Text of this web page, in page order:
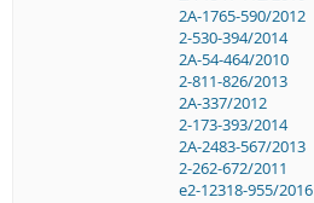
2A-1765-590/2012
2-530-394/2014
2A-54-464/2010
2-811-826/2013
2A-337/2012
2-173-393/2014
2A-2483-567/2013
2-262-672/2011
e2-12318-955/2016